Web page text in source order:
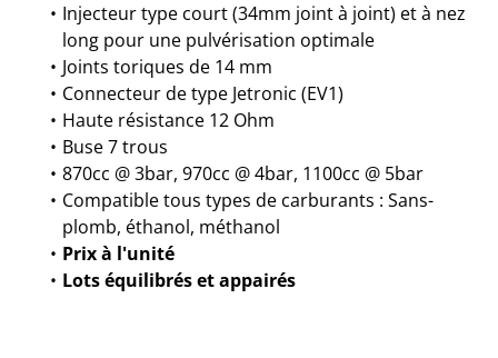
Injecteur type court (34mm joint à joint) et à nez
long pour une pulvérisation optimale
Joints toriques de 14 mm
Connecteur de type Jetronic (EV1)
Haute résistance 12 Ohm
Buse 7 trous
870cc @ 3bar, 970cc @ 4bar, 1100cc @ 5bar
Compatible tous types de carburants : Sans-
plomb, éthanol, méthanol
Prix à l'unité
Lots équilibrés et appairés